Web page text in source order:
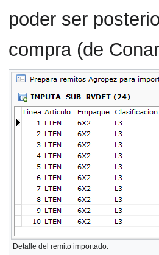
poder ser
compra (de
Detalle del remito importado.